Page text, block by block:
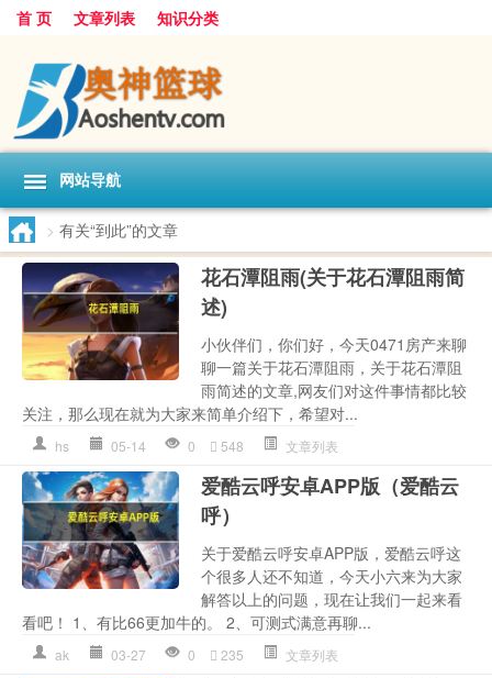
首 页 文章列表 知识分类
网站导航
> 有关“到此”的文章
花石潭阻雨(关于花石潭阻雨简
述)
小伙伴们，你们好，今天0471房产来聊
聊一篇关于花石潭阻雨，关于花石潭阻
雨简述的文章,网友们对这件事情都比较
关注，那么现在就为大家来简单介绍下，希望对...
hs 05-14 0 548 文章列表
爱酷云呼安卓APP版（爱酷云
呼）
关于爱酷云呼安卓APP版，爱酷云呼这
个很多人还不知道，今天小六来为大家
解答以上的问题，现在让我们一起来看
看吧！ 1、有比66更加牛的。 2、可测式满意再聊...
ak 03-27 0 235 文章列表